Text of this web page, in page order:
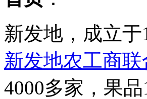
新发地，成立
新发地农工商联
4000多家，果